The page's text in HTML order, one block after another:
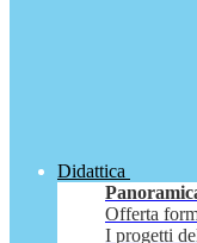
Didattica
Offerta
I progetti